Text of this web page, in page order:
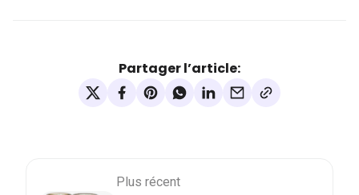
Partager l’article:
Plus récent